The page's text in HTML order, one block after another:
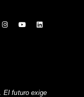
El futuro exige